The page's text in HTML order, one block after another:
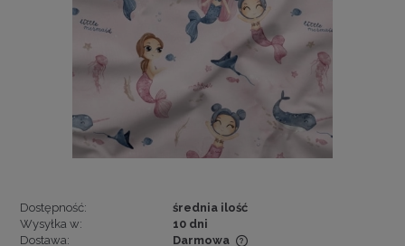
Dostępność:
średnia ilość
Wysyłka w:
10 dni
Dostawa:
Darmowa